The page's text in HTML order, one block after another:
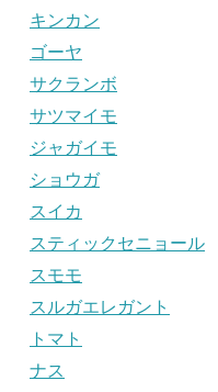
キンカン
ゴーヤ
サクランボ
サツマイモ
ジャガイモ
ショウガ
スイカ
スティックセニョール
スモモ
スルガエレガント
トマト
ナス